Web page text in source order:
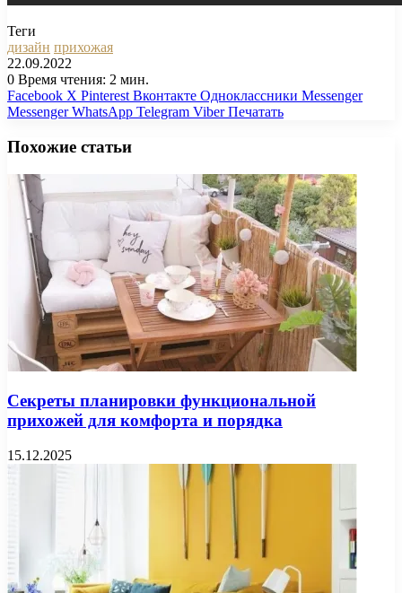
Теги
дизайн прихожая
22.09.2022
0 Время чтения: 2 мин.
Facebook X Pinterest Вконтакте Одноклассники Messenger
Messenger WhatsApp Telegram Viber Печатать
Похожие статьи
Секреты планировки функциональной
прихожей для комфорта и порядка
15.12.2025